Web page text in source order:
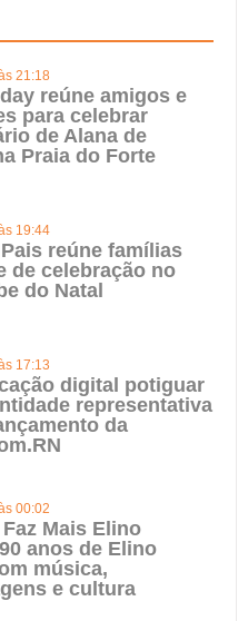
21:18
reúne amigos e
para celebrar
de Alana de
Praia do Forte
19:44
reúne famílias
de celebração no
do Natal
17:13
digital potiguar
representativa
da
00:02
Mais Elino
anos de Elino
música,
e cultura